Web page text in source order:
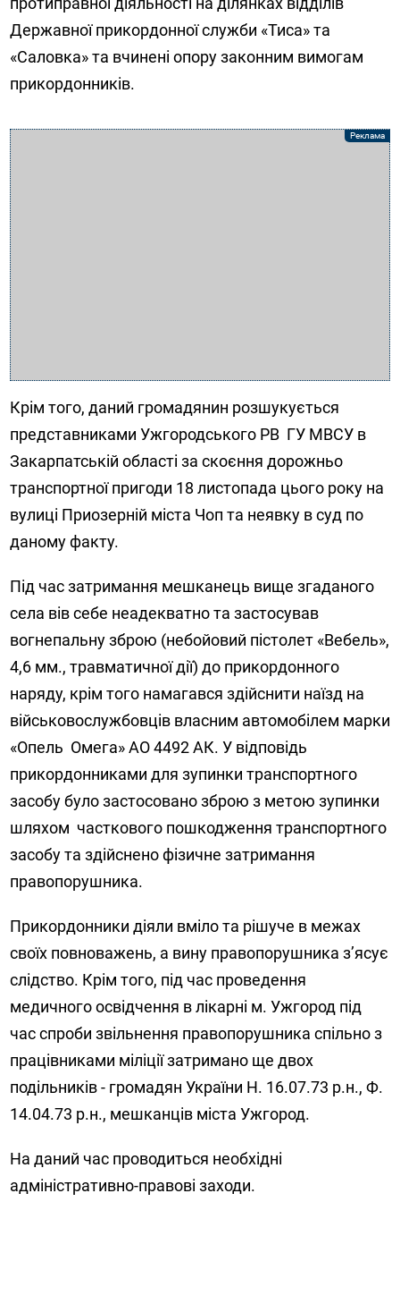
Державної прикордонної служби «Тиса» та
«Саловка» та вчинені опору законним вимогам
прикордонників.
Крім того, даний громадянин розшукується
представниками Ужгородського РВ ГУ МВСУ в
Закарпатській області за скоєння дорожньо
транспортної пригоди 18 листопада цього року на
вулиці Приозерній міста Чоп та неявку в суд по
даному факту.
Під час затримання мешканець вище згаданого
села вів себе неадекватно та застосував
вогнепальну зброю (небойовий пістолет «Вебель»,
4,6 мм., травматичної дії) до прикордонного
наряду, крім того намагався здійснити наїзд на
військовослужбовців власним автомобілем марки
«Опель Омега» АО 4492 АК. У відповідь
прикордонниками для зупинки транспортного
засобу було застосовано зброю з метою зупинки
шляхом часткового пошкодження транспортного
засобу та здійснено фізичне затримання
правопорушника.
Прикордонники діяли вміло та рішуче в межах
своїх повноважень, а вину правопорушника з’ясує
слідство. Крім того, під час проведення
медичного освідчення в лікарні м. Ужгород під
час спроби звільнення правопорушника спільно з
працівниками міліції затримано ще двох
подільників - громадян України Н. 16.07.73 р.н., Ф.
14.04.73 р.н., мешканців міста Ужгород.
На даний час проводиться необхідні
адміністративно-правові заходи.